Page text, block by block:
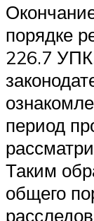
порядке
226.7
период
Таким
общего